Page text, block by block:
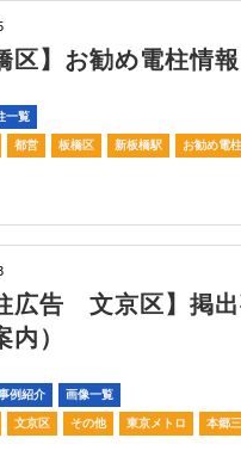
区】お勧め電柱情
一覧
都営 板橋区 新板橋駅 お勧め電
広告 文京区】掲
内）
例紹介 画像一覧
文京区 その他 東京メトロ 本郷